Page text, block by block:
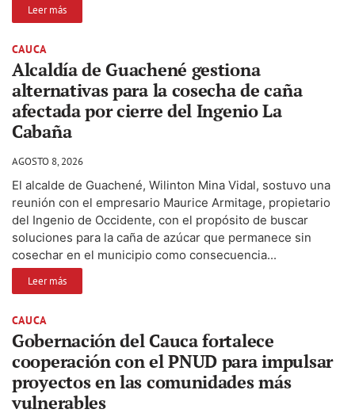
Leer más
CAUCA
Alcaldía de Guachené gestiona
alternativas para la cosecha de caña
afectada por cierre del Ingenio La
Cabaña
AGOSTO 8, 2026
El alcalde de Guachené, Wilinton Mina Vidal, sostuvo una
reunión con el empresario Maurice Armitage, propietario
del Ingenio de Occidente, con el propósito de buscar
soluciones para la caña de azúcar que permanece sin
cosechar en el municipio como consecuencia...
Leer más
CAUCA
Gobernación del Cauca fortalece
cooperación con el PNUD para impulsar
proyectos en las comunidades más
vulnerables